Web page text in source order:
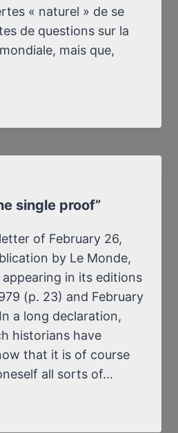
« naturel » de se
de questions sur la
mais que,
single proof”
of February 26,
by Le Monde,
in its editions
(p. 23) and February
a long declaration,
historians have
that it is of course
all sorts of…